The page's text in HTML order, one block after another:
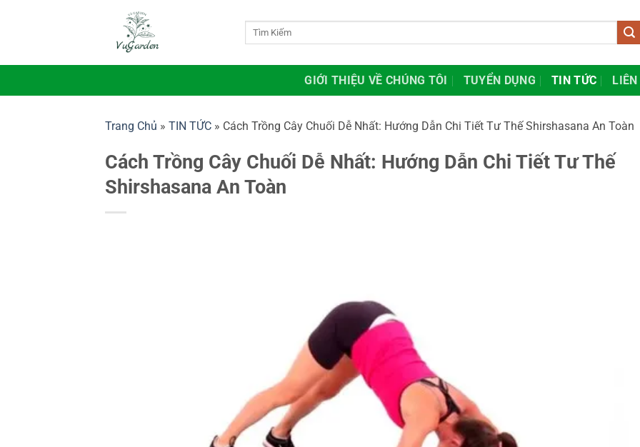
dung
GIỚI THIỆU VỀ CHÚNG TÔI TUYỂN DỤNG TIN TỨC LIÊN
Trang Chủ » TIN TỨC » Cách Trồng Cây Chuối Dễ Nhất: Hướng Dẫn Chi Tiết Tư Thế Shirshasana An Toàn
Cách Trồng Cây Chuối Dễ Nhất: Hướng Dẫn Chi Tiết Tư Thế
Shirshasana An Toàn